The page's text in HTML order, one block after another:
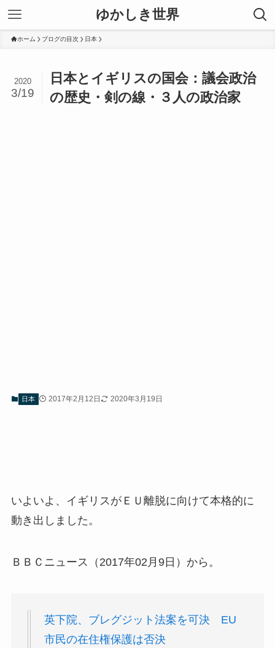
ゆかしき世界
ホーム ブログの目次 日本
日本とイギリスの国会：議会政治
の歴史・剣の線・３人の政治家
2020
3/19
日本 2017年2月12日 2020年3月19日
いよいよ、イギリスがＥＵ離脱に向けて本格的に
動き出しました。
ＢＢＣニュース（2017年02月9日）から。
英下院、ブレグジット法案を可決 EU
市民の在住権保護は否決